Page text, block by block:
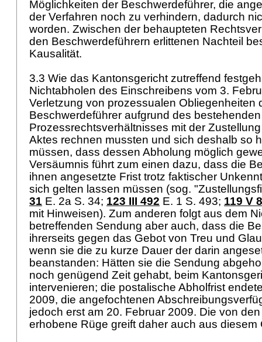
Möglichkeiten der Beschwerdeführer, die
der Verfahren noch zu verhindern, dadurch
worden. Zwischen der behaupteten
den Beschwerdeführern erlittenen Nachteil
Kausalität.
3.3 Wie das Kantonsgericht zutreffend
Nichtabholen des Einschreibens vom 3.
Verletzung von prozessualen Obliegenheiten
Beschwerdeführer aufgrund des bestehenden
Prozessrechtsverhältnisses mit der
Aktes rechnen mussten und sich deshalb so
müssen, dass dessen Abholung möglich
Versäumnis führt zum einen dazu, dass die
ihnen angesetzte Frist trotz faktischer
sich gelten lassen müssen (sog.
31 E. 2a S. 34; 123 III 492 E. 1 S. 493; 119 V
mit Hinweisen). Zum anderen folgt aus dem
betreffenden Sendung aber auch, dass die
ihrerseits gegen das Gebot von Treu und
wenn sie die zu kurze Dauer der darin
beanstanden: Hätten sie die Sendung
noch genügend Zeit gehabt, beim
intervenieren; die postalische Abholfrist
2009, die angefochtenen
jedoch erst am 20. Februar 2009. Die von
erhobene Rüge greift daher auch aus